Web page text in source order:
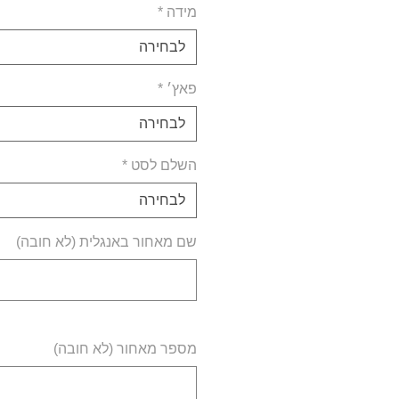
מידה *
לבחירה
פאץ׳ *
לבחירה
השלם לסט *
לבחירה
שם מאחור באנגלית (לא חובה)
מספר מאחור (לא חובה)